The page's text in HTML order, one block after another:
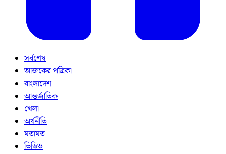
সর্বশেষ
আজকের পত্রিকা
বাংলাদেশ
আন্তর্জাতিক
খেলা
অর্থনীতি
মতামত
ভিডিও